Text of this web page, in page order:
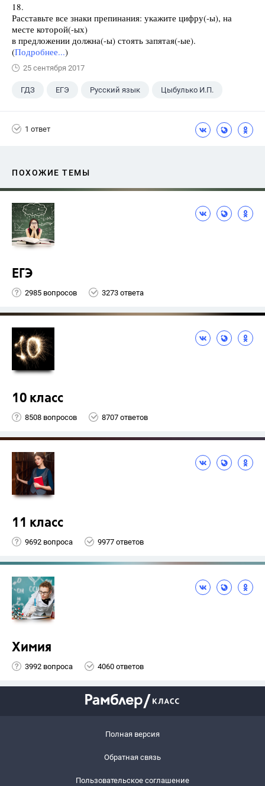
18.
Расставьте все знаки препинания: укажите цифру(-ы), на
месте которой(-ых)
в предложении должна(-ы) стоять запятая(-ые).
(Подробнее...)
25 сентября 2017
ГДЗ ЕГЭ Русский язык Цыбулько И.П.
1 ответ
ПОХОЖИЕ ТЕМЫ
ЕГЭ
2985 вопросов 3273 ответа
10 класс
8508 вопросов 8707 ответов
11 класс
9692 вопроса 9977 ответов
Химия
3992 вопроса 4060 ответов
Полная версия
Обратная связь
Пользовательское соглашение